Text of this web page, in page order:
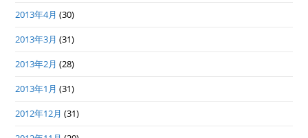
2013年4月 (30)
2013年3月 (31)
2013年2月 (28)
2013年1月 (31)
2012年12月 (31)